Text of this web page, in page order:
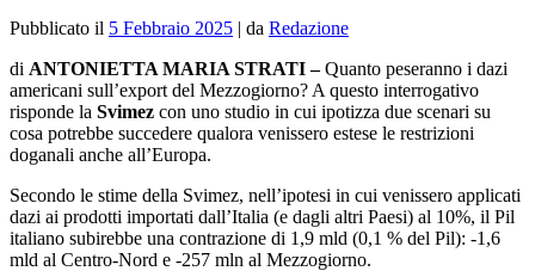
Pubblicato il 5 Febbraio 2025 | da Redazione
di ANTONIETTA MARIA STRATI –Quanto peseranno i dazi
americani sull’export del Mezzogiorno? A questo interrogativo
risponde la Svimez con uno studio in cui ipotizza due scenari su
cosa potrebbe succedere qualora venissero estese le restrizioni
doganali anche all’Europa.
Secondo le stime della Svimez, nell’ipotesi in cui venissero applicati
dazi ai prodotti importati dall’Italia (e dagli altri Paesi) al 10%, il Pil
italiano subirebbe una contrazione di 1,9 mld (0,1 % del Pil): -1,6
mld al Centro-Nord e -257 mln al Mezzogiorno.